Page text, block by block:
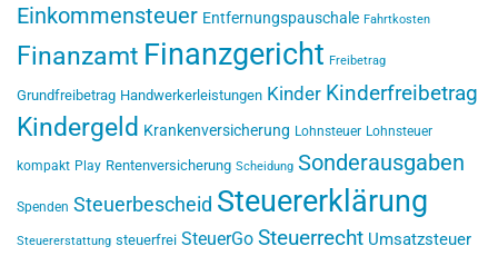
Einkommensteuer Entfernungspauschale Fahrtkosten
Finanzamt Finanzgericht Freibetrag
Grundfreibetrag Handwerkerleistungen Kinder Kinderfreibetrag
Kindergeld Krankenversicherung Lohnsteuer Lohnsteuer
kompakt Play Rentenversicherung Scheidung Sonderausgaben
Spenden Steuerbescheid Steuererklärung
Steuererstattung steuerfrei SteuerGo Steuerrecht Umsatzsteuer